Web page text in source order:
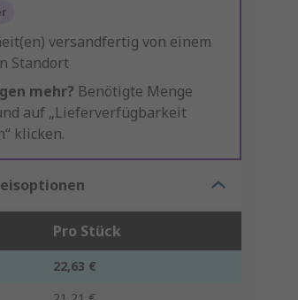
versandfertig von einem
Standort
mehr? Benötigte Menge
auf „Lieferverfügbarkeit
klicken.
Pro Stück
22,63 €